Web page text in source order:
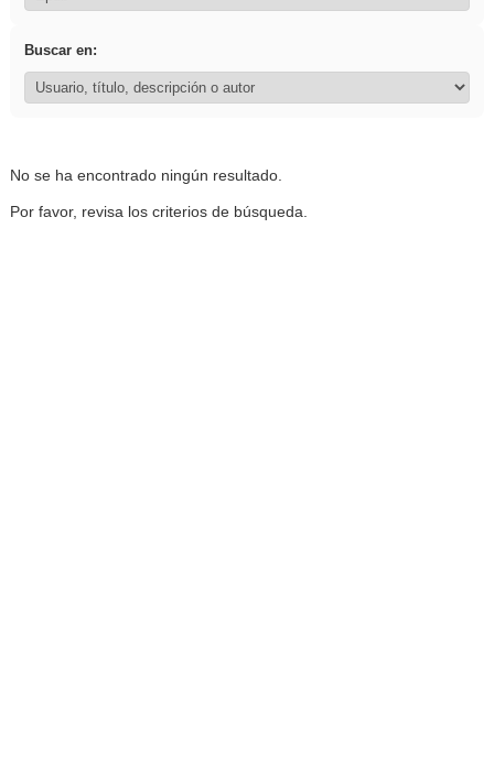
Buscar en:
No se ha encontrado ningún resultado.
Por favor, revisa los criterios de búsqueda.